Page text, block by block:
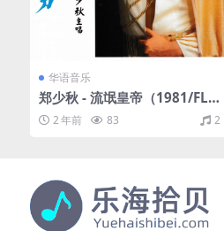
华语音乐
郑少秋 - 流氓皇帝（1981/FLA
C/分轨/270M）
2 年前 83 2